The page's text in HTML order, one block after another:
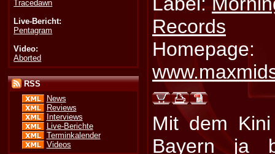
Tracedawn
Live-Bericht:
Pentagram
Video:
Aborted
RSS
News
Reviews
Interviews
Live-Berichte
Terminkalender
Videos
Records
Homepage:
Mit dem
Bayern ja